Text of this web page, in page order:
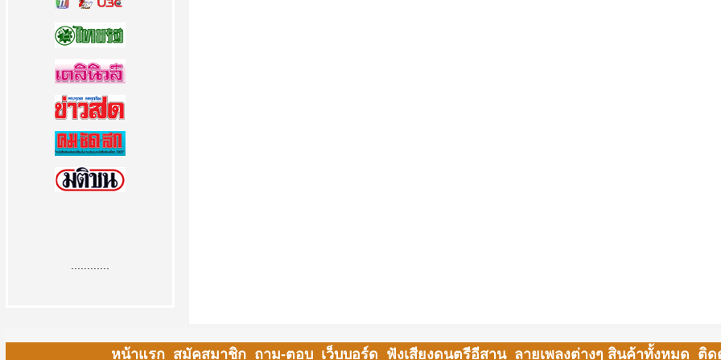
หน้าแรก สมัคสมาชิก ถาม-ตอบ เว็บบอร์ด ฟังเสียงดนตรีอีสาน ลายเพลงต่างๆ สินค้าทั้งหมด ติด